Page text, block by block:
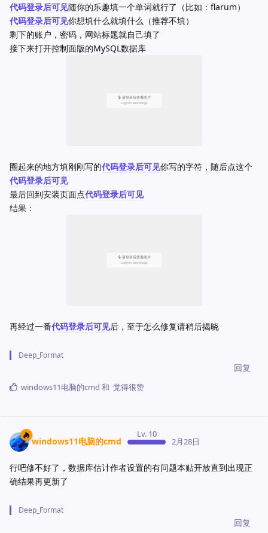
代码登录后可见随你的乐趣填一个单词就行了（比如：flarum）
代码登录后可见你想填什么就填什么（推荐不填）
剩下的账户，密码，网站标题就自己填了
接下来打开控制面版的MySQL数据库
圈起来的地方填刚刚写的代码登录后可见你写的字符，随后点这个
代码登录后可见
最后回到安装页面点代码登录后可见
结果：
再经过一番代码登录后可见后，至于怎么修复请稍后揭晓
Deep_Format
回复
windows11电脑的cmd 和 觉得很赞
windows11电脑的cmd
Lv. 10
2月28日
行吧修不好了，数据库估计作者设置的有问题本贴开放直到出现正
确结果再更新了
Deep_Format
回复